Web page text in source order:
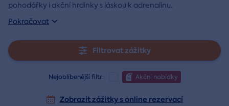
pohodářky i akční hrdinky s láskou k adrenalinu.
Pokračovat
Filtrovat zážitky
Nejoblíbenější filtr: Akční nabídky
Zobrazit zážitky s online rezervací